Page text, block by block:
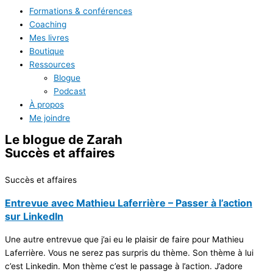
Formations & conférences
Coaching
Mes livres
Boutique
Ressources
Blogue
Podcast
À propos
Me joindre
Le blogue de Zarah
Succès et affaires
Succès et affaires
Entrevue avec Mathieu Laferrière – Passer à l’action
sur LinkedIn
Une autre entrevue que j’ai eu le plaisir de faire pour Mathieu
Laferrière. Vous ne serez pas surpris du thème. Son thème à lui
c’est Linkedin. Mon thème c’est le passage à l’action. J’adore